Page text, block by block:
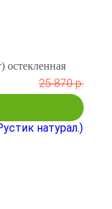
остекленная
25 870 р.